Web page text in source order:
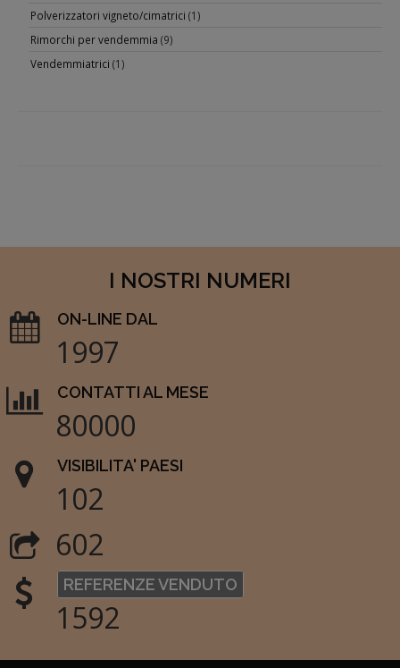
Polverizzatori vigneto/cimatrici (1)
Rimorchi per vendemmia (9)
Vendemmiatrici (1)
I NOSTRI NUMERI
ON-LINE DAL
1997
CONTATTI AL MESE
80000
VISIBILITA' PAESI
102
602
REFERENZE VENDUTO
1592